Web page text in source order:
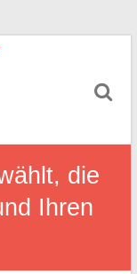
die
Ihren